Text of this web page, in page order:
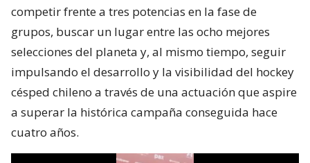
competir frente a tres potencias en la fase de
grupos, buscar un lugar entre las ocho mejores
selecciones del planeta y, al mismo tiempo, seguir
impulsando el desarrollo y la visibilidad del hockey
césped chileno a través de una actuación que aspire
a superar la histórica campaña conseguida hace
cuatro años.